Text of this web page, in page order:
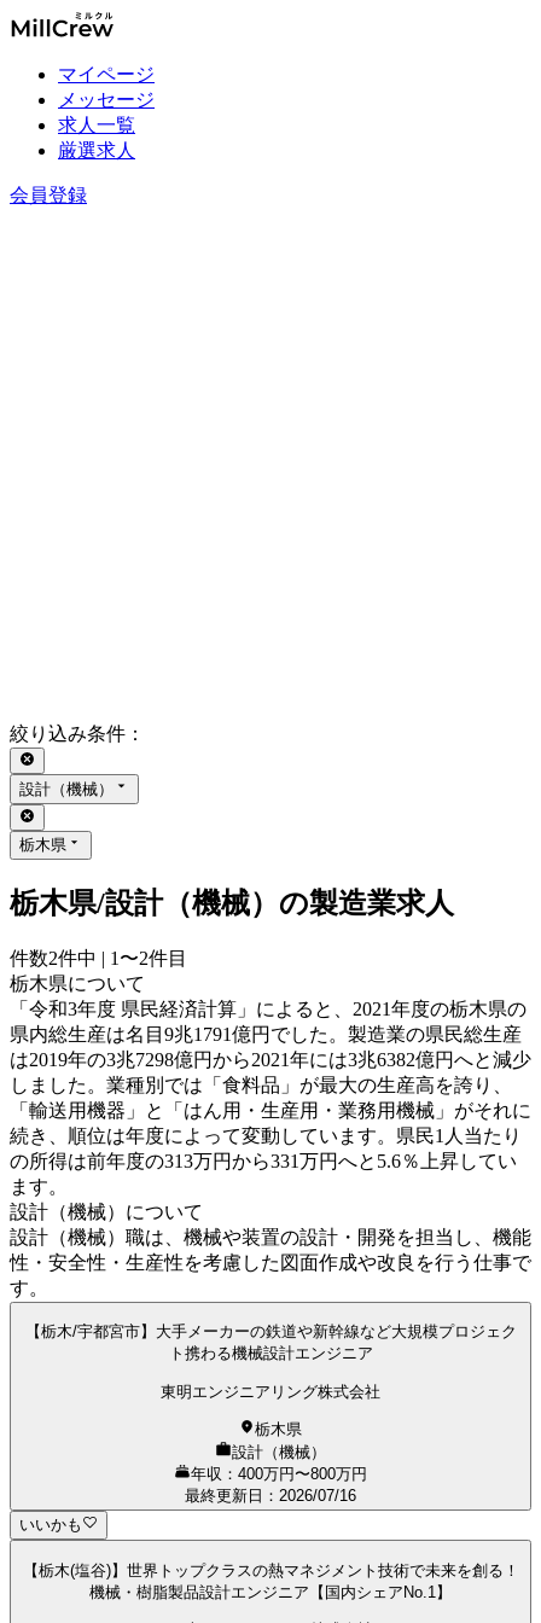
マイページ
メッセージ
求人一覧
厳選求人
会員登録
絞り込み条件 ：
設計（機械）
栃木県
栃木県/設計（機械）の製造業求人
件数2件中 | 1〜2件目
栃木県について
「令和3年度 県民経済計算」によると、2021年度の栃木県の
県内総生産は名目9兆1791億円でした。製造業の県民総生産
は2019年の3兆7298億円から2021年には3兆6382億円へと減少
しました。業種別では「食料品」が最大の生産高を誇り、
「輸送用機器」と「はん用・生産用・業務用機械」がそれに
続き、順位は年度によって変動しています。県民1人当たり
の所得は前年度の313万円から331万円へと5.6％上昇してい
ます。
設計（機械）について
設計（機械）職は、機械や装置の設計・開発を担当し、機能
性・安全性・生産性を考慮した図面作成や改良を行う仕事で
す。
【栃木/宇都宮市】大手メーカーの鉄道や新幹線など大規模プロジェク
ト携わる機械設計エンジニア
東明エンジニアリング株式会社
栃木県
設計（機械）
年収：400万円〜800万円
最終更新日 ： 2026/07/16
いいかも
【栃木(塩谷)】世界トップクラスの熱マネジメント技術で未来を創る！
機械・樹脂製品設計エンジニア【国内シェアNo.1】